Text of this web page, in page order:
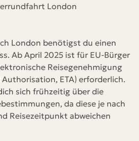
London
London benötigst du einen
Ab April 2025 ist für EU-Bürger
Reisegenehmigung
Authorisation, ETA) erforderlich.
sich frühzeitig über die
da diese je nach
Reisezeitpunkt abweichen